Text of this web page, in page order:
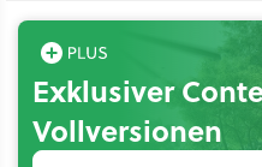
Exklusiver
Vollversionen